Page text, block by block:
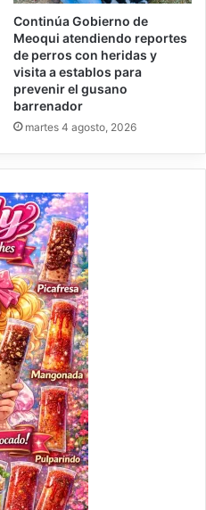
Continúa Gobierno de
Meoqui atendiendo reportes
de perros con heridas y
visita a establos para
prevenir el gusano
barrenador
martes 4 agosto, 2026